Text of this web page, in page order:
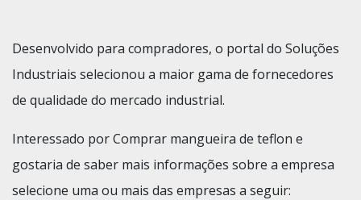
Desenvolvido para compradores, o portal do Soluções
Industriais selecionou a maior gama de fornecedores
de qualidade do mercado industrial.
Interessado por Comprar mangueira de teflon e
gostaria de saber mais informações sobre a empresa
selecione uma ou mais das empresas a seguir: